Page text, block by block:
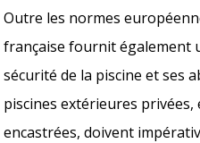
Outre les normes
française fournit également
sécurité de la piscine et ses
piscines extérieures privées,
encastrées, doivent